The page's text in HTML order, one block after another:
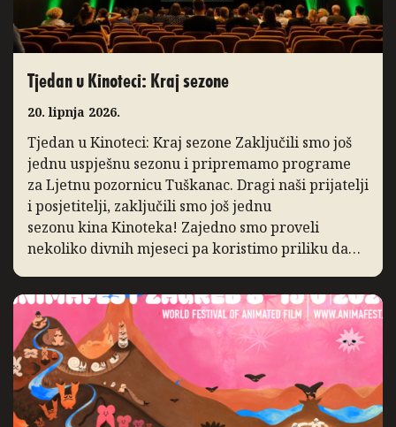
Tjedan u Kinoteci: Kraj sezone
20. lipnja 2026.
Tjedan u Kinoteci: Kraj sezone Zaključili smo još
jednu uspješnu sezonu i pripremamo programe
za Ljetnu pozornicu Tuškanac. Dragi naši prijatelji
i posjetitelji, zaključili smo još jednu
sezonu kina Kinoteka! Zajedno smo proveli
nekoliko divnih mjeseci pa koristimo priliku da
godine bilježimo porast posjećenosti programa,
posebice distribucijskih naslova […]